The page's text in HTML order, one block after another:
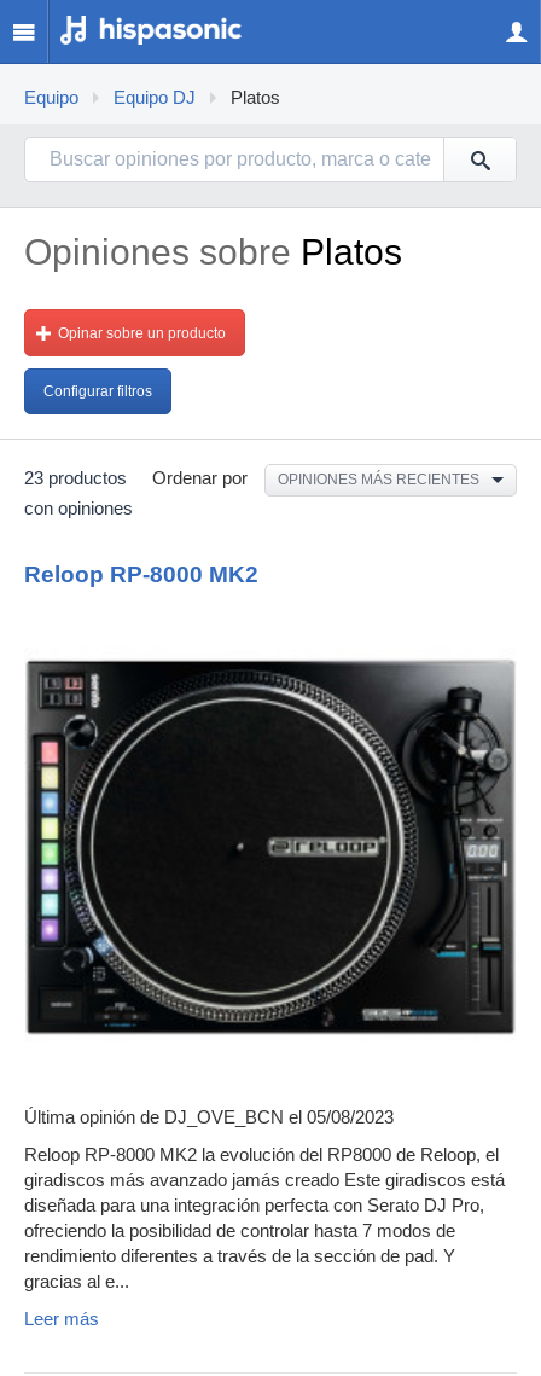
Equipo Equipo DJ Platos
Opiniones sobre Platos
Opinar sobre un producto
Configurar filtros
Ordenar por OPINIONES MÁS RECIENTES
23 productos
con opiniones
Reloop RP-8000 MK2
Última opinión de DJ_OVE_BCN el 05/08/2023
Reloop RP-8000 MK2 la evolución del RP8000 de Reloop, el
giradiscos más avanzado jamás creado Este giradiscos está
diseñada para una integración perfecta con Serato DJ Pro,
ofreciendo la posibilidad de controlar hasta 7 modos de
rendimiento diferentes a través de la sección de pad. Y
gracias al e...
Leer más